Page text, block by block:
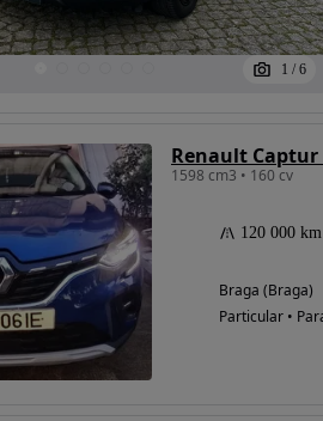
1 / 6
Renault Captur
1598 cm3 • 160 cv
120 000 km
Braga (Braga)
Particular •